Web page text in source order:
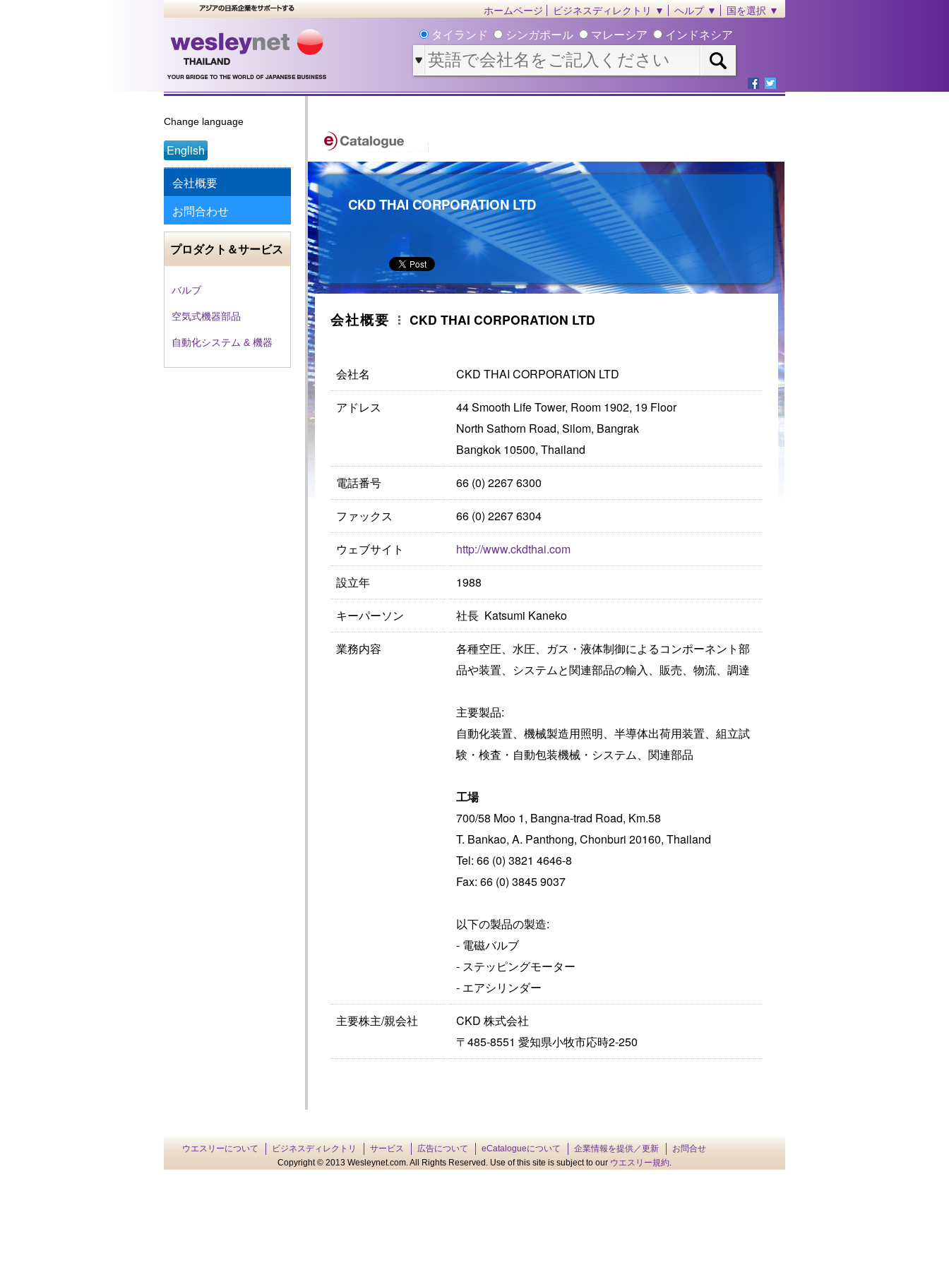
ホームページ ビジネスディレクトリ ▼ ヘルプ ▼ 国を選択 ▼
タイランド シンガポール マレーシア インドネシア
Change language
English
会社概要
お問合わせ
プロダクト＆サービス
バルブ
空気式機器部品
自動化システム & 機器
CKD THAI CORPORATION LTD
会社概要 CKD THAI CORPORATION LTD
会社名 CKD THAI CORPORATION LTD
アドレス
44 Smooth Life Tower, Room 1902, 19 Floor
North Sathorn Road, Silom, Bangrak
Bangkok 10500, Thailand
電話番号 66 (0) 2267 6300
ファックス 66 (0) 2267 6304
ウェブサイト http://www.ckdthai.com
設立年 1988
キーパーソン 社長 Katsumi Kaneko
業務内容
各種空圧、水圧、ガス・液体制御によるコンポーネント部
品や装置、システムと関連部品の輸入、販売、物流、調達
主要製品:
自動化装置、機械製造用照明、半導体出荷用装置、組立試
験・検査・自動包装機械・システム、関連部品
工場
700/58 Moo 1, Bangna-trad Road, Km.58
T. Bankao, A. Panthong, Chonburi 20160, Thailand
Tel: 66 (0) 3821 4646-8
Fax: 66 (0) 3845 9037
以下の製品の製造:
- 電磁バルブ
- ステッピングモーター
- エアシリンダー
主要株主/親会社
CKD 株式会社
〒485-8551 愛知県小牧市応時2-250
ウエスリーについて ビジネスディレクトリ サービス 広告について eCatalogueについて 企業情報を提供／更新
お問合せ
Copyright © 2013 Wesleynet.com. All Rights Reserved. Use of this site is subject to our ウエスリー規約.